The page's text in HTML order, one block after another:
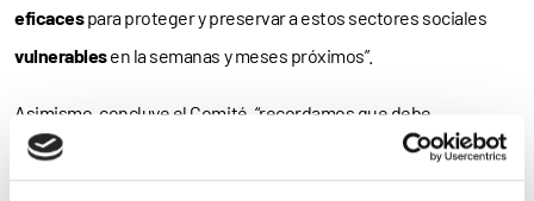
eficacespara proteger y preservar a estos sectores sociales
vulnerablesen la semanas y meses próximos”.
Asimismo, concluye el Comité, “recordamos que debe
garantizarse la
en los mecanismos que se
establezcan en la realización delestudio, para que pueda ser